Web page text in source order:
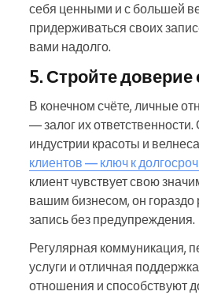
себя ценными и с большей
придерживаться своих
вами надолго.
5. Стройте доверие
В конечном счёте, личные
— залог их
индустрии красоты и велнеса
клиентов — ключ к
клиент чувствует свою
вашим бизнесом, он гораздо
запись без предупреждения.
Регулярная коммуникация,
услуги и отличная
отношения и способствуют